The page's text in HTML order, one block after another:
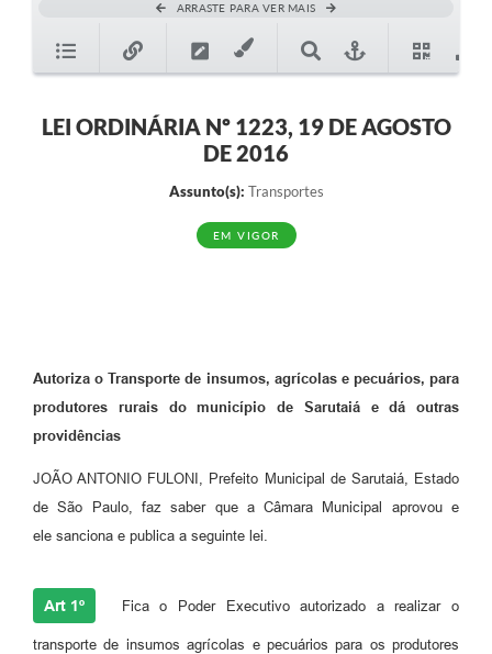
ARRASTE PARA VER MAIS
LEI ORDINÁRIA Nº 1223, 19 DE AGOSTO
DE 2016
Assunto(s): Transportes
EM VIGOR
Autoriza o Transporte de insumos, agrícolas e pecuários, para
produtores rurais do município de Sarutaiá e dá outras
providências
JOÃO ANTONIO FULONI, Prefeito Municipal de Sarutaiá, Estado
de São Paulo, faz saber que a Câmara Municipal aprovou e
ele sanciona e publica a seguinte lei.
Art 1º Fica o Poder Executivo autorizado a realizar o
transporte de insumos agrícolas e pecuários para os produtores